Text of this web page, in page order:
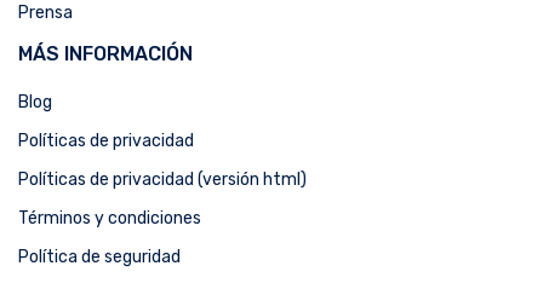
Prensa
MÁS INFORMACIÓN
Blog
Políticas de privacidad
Políticas de privacidad (versión html)
Términos y condiciones
Política de seguridad